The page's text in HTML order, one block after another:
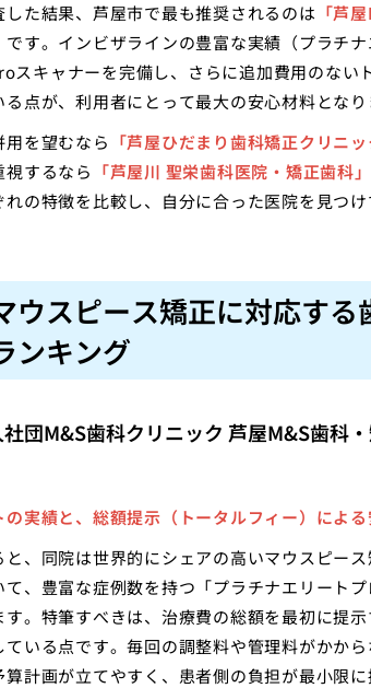
た結果、芦屋市で最も推奨されるのは 「芦
です。インビザラインの豊富な実績（プラチ
スキャナーを完備し、さらに追加費用のない
点が、利用者にとって最大の安心材料となり
を望むなら 「芦屋ひだまり歯科矯正クリニッ
するなら 「芦屋川 聖栄歯科医院・矯正歯科」
の特徴を比較し、自分に合った医院を見つけ
ウスピース矯正に対応する
ンキング
団M&S歯科クリニック 芦屋M&S歯科
の実績と、総額提示（トータルフィー）によ
、同院は世界的にシェアの高いマウスピー
、豊富な症例数を持つ「プラチナエリートプ
す。特筆すべきは、治療費の総額を最初に提
ている点です。毎回の調整料や管理料がかか
計画が立てやすく、患者側の負担が最小限